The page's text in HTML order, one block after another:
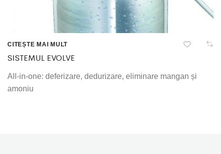
CITEȘTE MAI MULT
SISTEMUL EVOLVE
All-in-one: deferizare, dedurizare, eliminare mangan și
amoniu